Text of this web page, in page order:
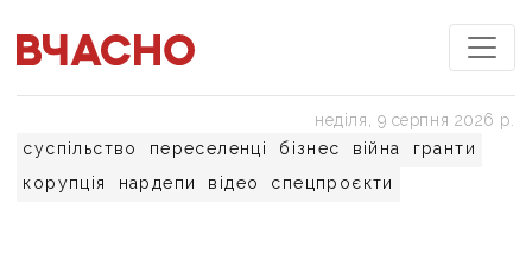
суспільство переселенці бізнес війна
гранти
корупція
нардепи відео спецпроєкти
неділя, 9 серпня 2026 р.